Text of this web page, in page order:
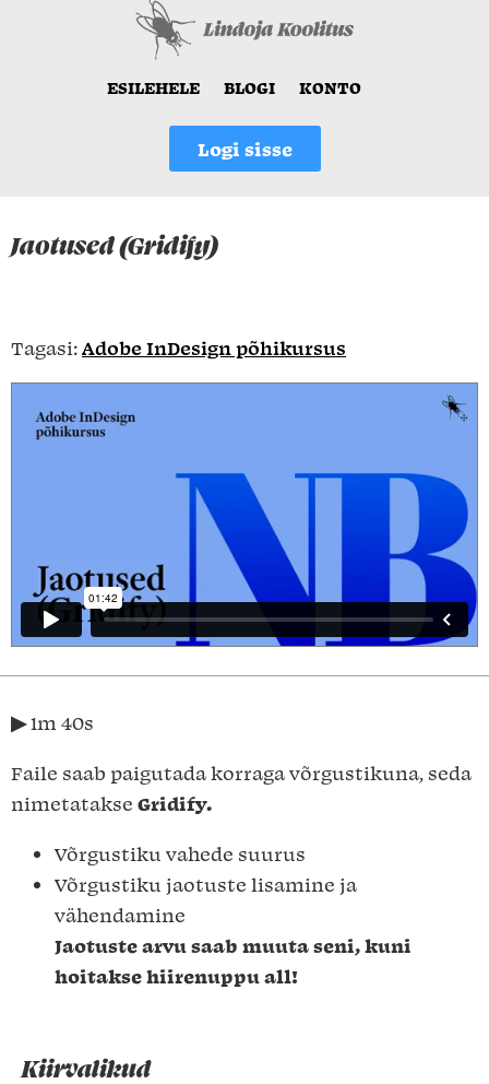
ESILEHELE BLOGI KONTO
Logi sisse
Jaotused (Gridify)
Tagasi:Adobe InDesign põhikursus
▶︎ 1m 40s
Faile saab paigutada korraga võrgustikuna, seda
nimetatakse Gridify.
Võrgustiku vahede suurus
Võrgustiku jaotuste lisamine ja
vähendamine
Jaotuste arvu saab muuta seni, kuni
hoitakse hiirenuppu all!
Kiirvalikud